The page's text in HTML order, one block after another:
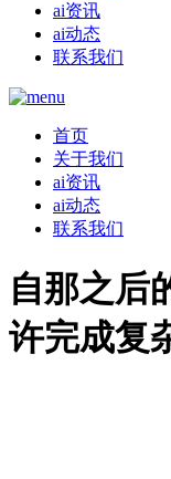
ai资讯
ai动态
联系我们
首页
关于我们
ai资讯
ai动态
联系我们
自那之后
许完成复